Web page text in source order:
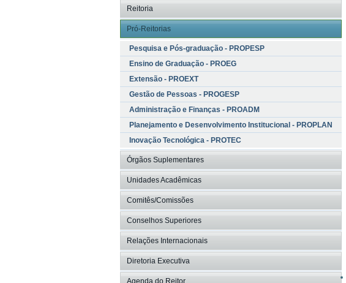
Reitoria
Pró-Reitorias
Pesquisa e Pós-graduação - PROPESP
Ensino de Graduação - PROEG
Extensão - PROEXT
Gestão de Pessoas - PROGESP
Administração e Finanças - PROADM
Planejamento e Desenvolvimento Institucional - PROPLAN
Inovação Tecnológica - PROTEC
Órgãos Suplementares
Unidades Acadêmicas
Comitês/Comissões
Conselhos Superiores
Relações Internacionais
Diretoria Executiva
Agenda do Reitor